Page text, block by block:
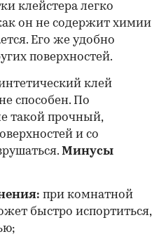
клейстера легко
он не содержит химии
Его же удобно
поверхностей.
клей
способен. По
такой прочный,
и со
Минусы
при комнатной
быстро испортиться,